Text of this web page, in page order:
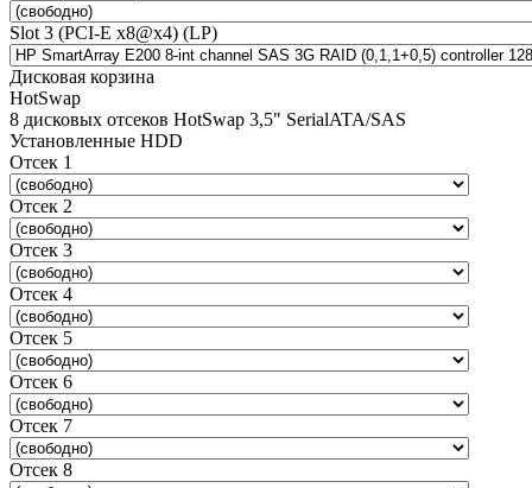
Slot 3 (PCI-E x8@x4) (LP)
Дисковая корзина
HotSwap
8 дисковых отсеков HotSwap 3,5" SerialATA/SAS
Установленные HDD
Отсек 1
Отсек 2
Отсек 3
Отсек 4
Отсек 5
Отсек 6
Отсек 7
Отсек 8